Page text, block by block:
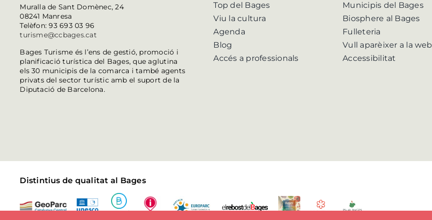
Muralla de Sant Domènec, 24
08241 Manresa
Telèfon: 93 693 03 96
turisme@ccbages.cat
Bages Turisme és l’ens de gestió, promoció i
planificació turística del Bages, que aglutina
els 30 municipis de la comarca i també agents
privats del sector turístic amb el suport de la
Diputació de Barcelona.
Top del Bages
Viu la cultura
Agenda
Blog
Accés a professionals
Municipis del Bages
Biosphere al Bages
Fulleteria
Vull aparèixer a la web
Accessibilitat
Distintius de qualitat al Bages